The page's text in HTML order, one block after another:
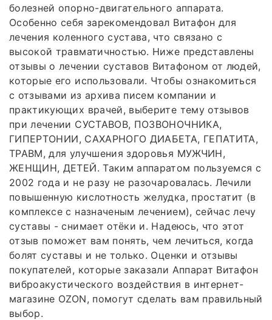
болезней опорно-двигательного аппарата.
Особенно себя зарекомендовал Витафон для
лечения коленного сустава, что связано с
высокой травматичностью. Ниже представлены
отзывы о лечении суставов Витафоном от людей,
которые его использовали. Чтобы ознакомиться
с отзывами из архива писем компании и
практикующих врачей, выберите тему отзывов
при лечении СУСТАВОВ, ПОЗВОНОЧНИКА,
ГИПЕРТОНИИ, САХАРНОГО ДИАБЕТА, ГЕПАТИТА,
ТРАВМ, для улучшения здоровья МУЖЧИН,
ЖЕНЩИН, ДЕТЕЙ. Таким аппаратом пользуемся с
2002 года и не разу не разочаровалась. Лечили
повышенную кислотность желудка, простатит (в
комплексе с назначеным лечением), сейчас лечу
суставы - снимает отёки и. Надеюсь, что этот
отзыв поможет вам понять, чем лечиться, когда
болят суставы и не только. Оценки и отзывы
покупателей, которые заказали Аппарат Витафон
виброакустического воздействия в интернет-
магазине OZON, помогут сделать вам правильный
выбор.